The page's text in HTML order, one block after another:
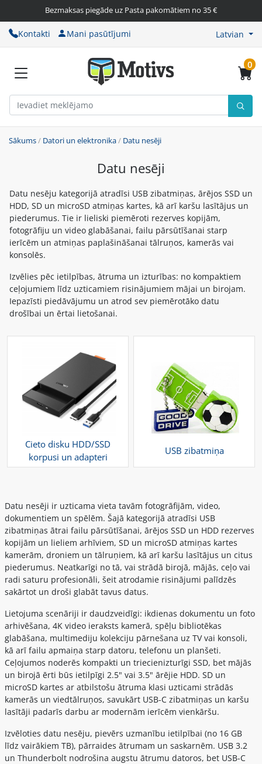
Bezmaksas piegāde uz Pasta pakomātiem no 35 €
Kontakti Mani pasūtījumi Latvian
0
Sākums/ Datori un elektronika/ Datu nesēji
Datu nesēji
Datu nesēju kategorijā atradīsi USB zibatmiņas, ārējos SSD un
HDD, SD un microSD atmiņas kartes, kā arī karšu lasītājus un
piederumus. Tie ir lieliski piemēroti rezerves kopijām,
fotogrāfiju un video glabāšanai, failu pārsūtīšanai starp
ierīcēm un atmiņas paplašināšanai tālruņos, kamerās vai
konsolēs.
Izvēlies pēc ietilpības, ātruma un izturības: no kompaktiem
ceļojumiem līdz uzticamiem risinājumiem mājai un birojam.
Iepazīsti piedāvājumu un atrod sev piemērotāko datu
drošībai un ērtai lietošanai.
Cieto disku HDD/SSD
korpusi un adapteri
USB zibatmiņa
Datu nesēji ir uzticama vieta tavām fotogrāfijām, video,
dokumentiem un spēlēm. Šajā kategorijā atradīsi USB
zibatmiņas ātrai failu pārsūtīšanai, ārējos SSD un HDD rezerves
kopijām un lieliem arhīviem, SD un microSD atmiņas kartes
kamerām, droniem un tālruņiem, kā arī karšu lasītājus un citus
piederumus. Neatkarīgi no tā, vai strādā birojā, mājās, ceļo vai
radi saturu profesionāli, šeit atrodamie risinājumi palīdzēs
sakārtot un droši glabāt tavus datus.
Lietojuma scenāriji ir daudzveidīgi: ikdienas dokumentu un foto
arhivēšana, 4K video ieraksts kamerā, spēļu bibliotēkas
glabāšana, multimediju kolekciju pārnešana uz TV vai konsoli,
kā arī failu apmaiņa starp datoru, telefonu un planšeti.
Ceļojumos noderēs kompakti un triecienizturīgi SSD, bet mājās
un birojā ērti būs ietilpīgi 2.5" vai 3.5" ārējie HDD. SD un
microSD kartes ar atbilstošu ātruma klasi uzticami strādās
kamerās un viedtālruņos, savukārt USB-C zibatmiņas un karšu
lasītāji padarīs darbu ar modernām ierīcēm vienkāršu.
Izvēloties datu nesēju, pievērs uzmanību ietilpībai (no 16 GB
līdz vairākiem TB), pārraides ātrumam un saskarnēm. USB 3.2
un Thunderbolt nodrošina augstu ātrumu datoros, bet USB-C